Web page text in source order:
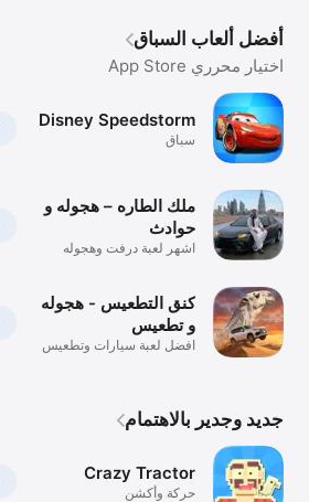
أفضل ألعاب السباق
اختيار محرري App Store
Disney Speedstorm
سباق
ملك الطاره – هجوله و
حوادث
اشهر لعبة درفت وهجوله
كنق التطعيس - هجوله
و تطعيس
افضل لعبة سيارات وتطعيس
جديد وجدير بالاهتمام
Crazy Tractor
حركة وأكشن